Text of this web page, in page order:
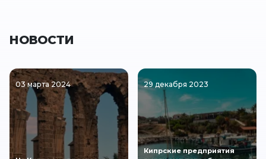
НОВОСТИ
03 марта 2024 29 декабря 2023
Кипрские предприятия